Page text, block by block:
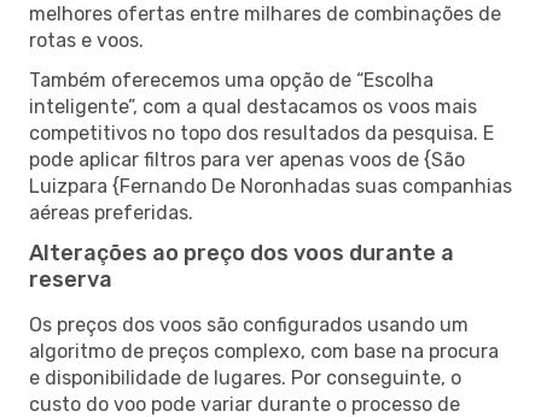
melhores ofertas entre milhares de combinações de
rotas e voos.
Também oferecemos uma opção de “Escolha
inteligente”, com a qual destacamos os voos mais
competitivos no topo dos resultados da pesquisa. E
pode aplicar filtros para ver apenas voos de {São
Luizpara {Fernando De Noronhadas suas companhias
aéreas preferidas.
Alterações ao preço dos voos durante a
reserva
Os preços dos voos são configurados usando um
algoritmo de preços complexo, com base na procura
e disponibilidade de lugares. Por conseguinte, o
custo do voo pode variar durante o processo de